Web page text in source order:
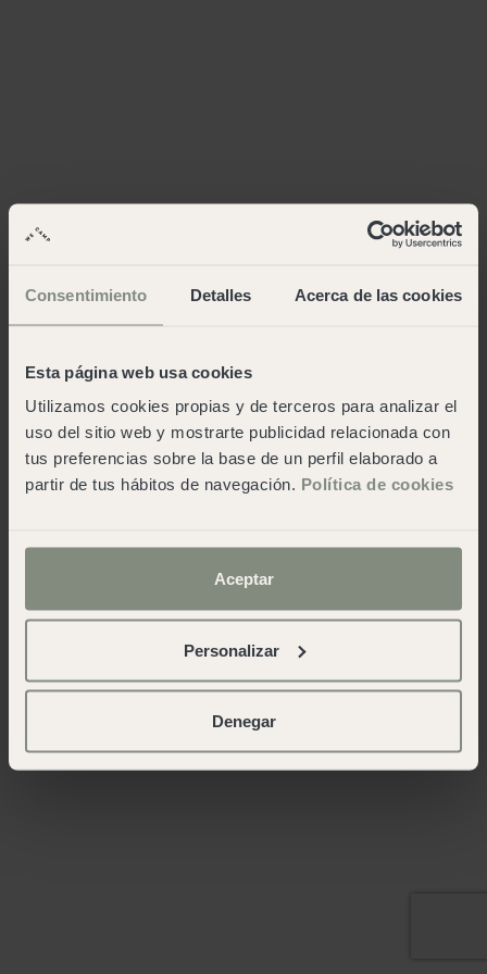
Consentimiento Detalles Acerca de las cookies
Esta página web usa cookies
Utilizamos cookies propias y de terceros para analizar el
uso del sitio web y mostrarte publicidad relacionada con
tus preferencias sobre la base de un perfil elaborado a
partir de tus hábitos de navegación. Política de cookies
Aceptar
Personalizar
Denegar